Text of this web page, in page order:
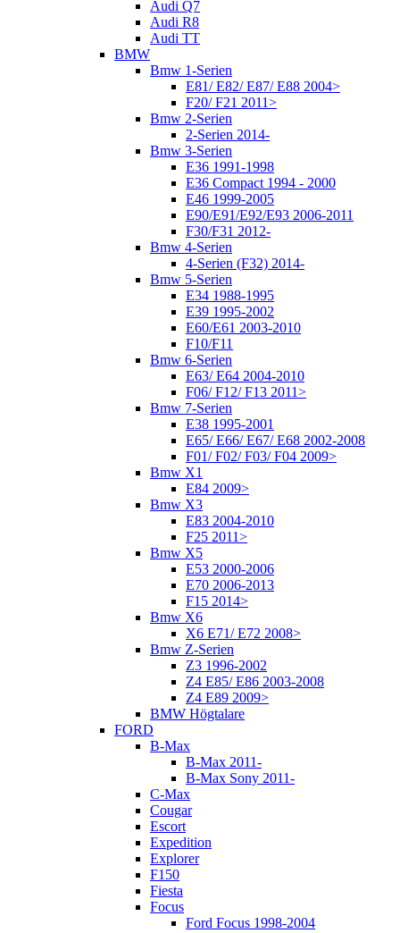
Audi Q7
Audi R8
Audi TT
BMW
Bmw 1-Serien
E81/ E82/ E87/ E88 2004>
F20/ F21 2011>
Bmw 2-Serien
2-Serien 2014-
Bmw 3-Serien
E36 1991-1998
E36 Compact 1994 - 2000
E46 1999-2005
E90/E91/E92/E93 2006-2011
F30/F31 2012-
Bmw 4-Serien
4-Serien (F32) 2014-
Bmw 5-Serien
E34 1988-1995
E39 1995-2002
E60/E61 2003-2010
F10/F11
Bmw 6-Serien
E63/ E64 2004-2010
F06/ F12/ F13 2011>
Bmw 7-Serien
E38 1995-2001
E65/ E66/ E67/ E68 2002-2008
F01/ F02/ F03/ F04 2009>
Bmw X1
E84 2009>
Bmw X3
E83 2004-2010
F25 2011>
Bmw X5
E53 2000-2006
E70 2006-2013
F15 2014>
Bmw X6
X6 E71/ E72 2008>
Bmw Z-Serien
Z3 1996-2002
Z4 E85/ E86 2003-2008
Z4 E89 2009>
BMW Högtalare
FORD
B-Max
B-Max 2011-
B-Max Sony 2011-
C-Max
Cougar
Escort
Expedition
Explorer
F150
Fiesta
Focus
Ford Focus 1998-2004